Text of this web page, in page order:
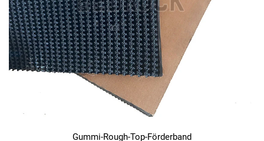
Gummi-Rough-Top-Förderband